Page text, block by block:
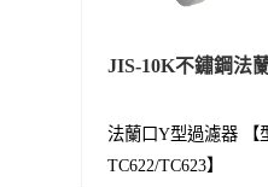
JIS-10K不鏽鋼法
法蘭口Y型過濾器 【
TC622/TC623】